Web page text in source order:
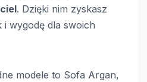
. Dzięki nim zyskasz
i wygodę dla swoich
modele to Sofa Argan,